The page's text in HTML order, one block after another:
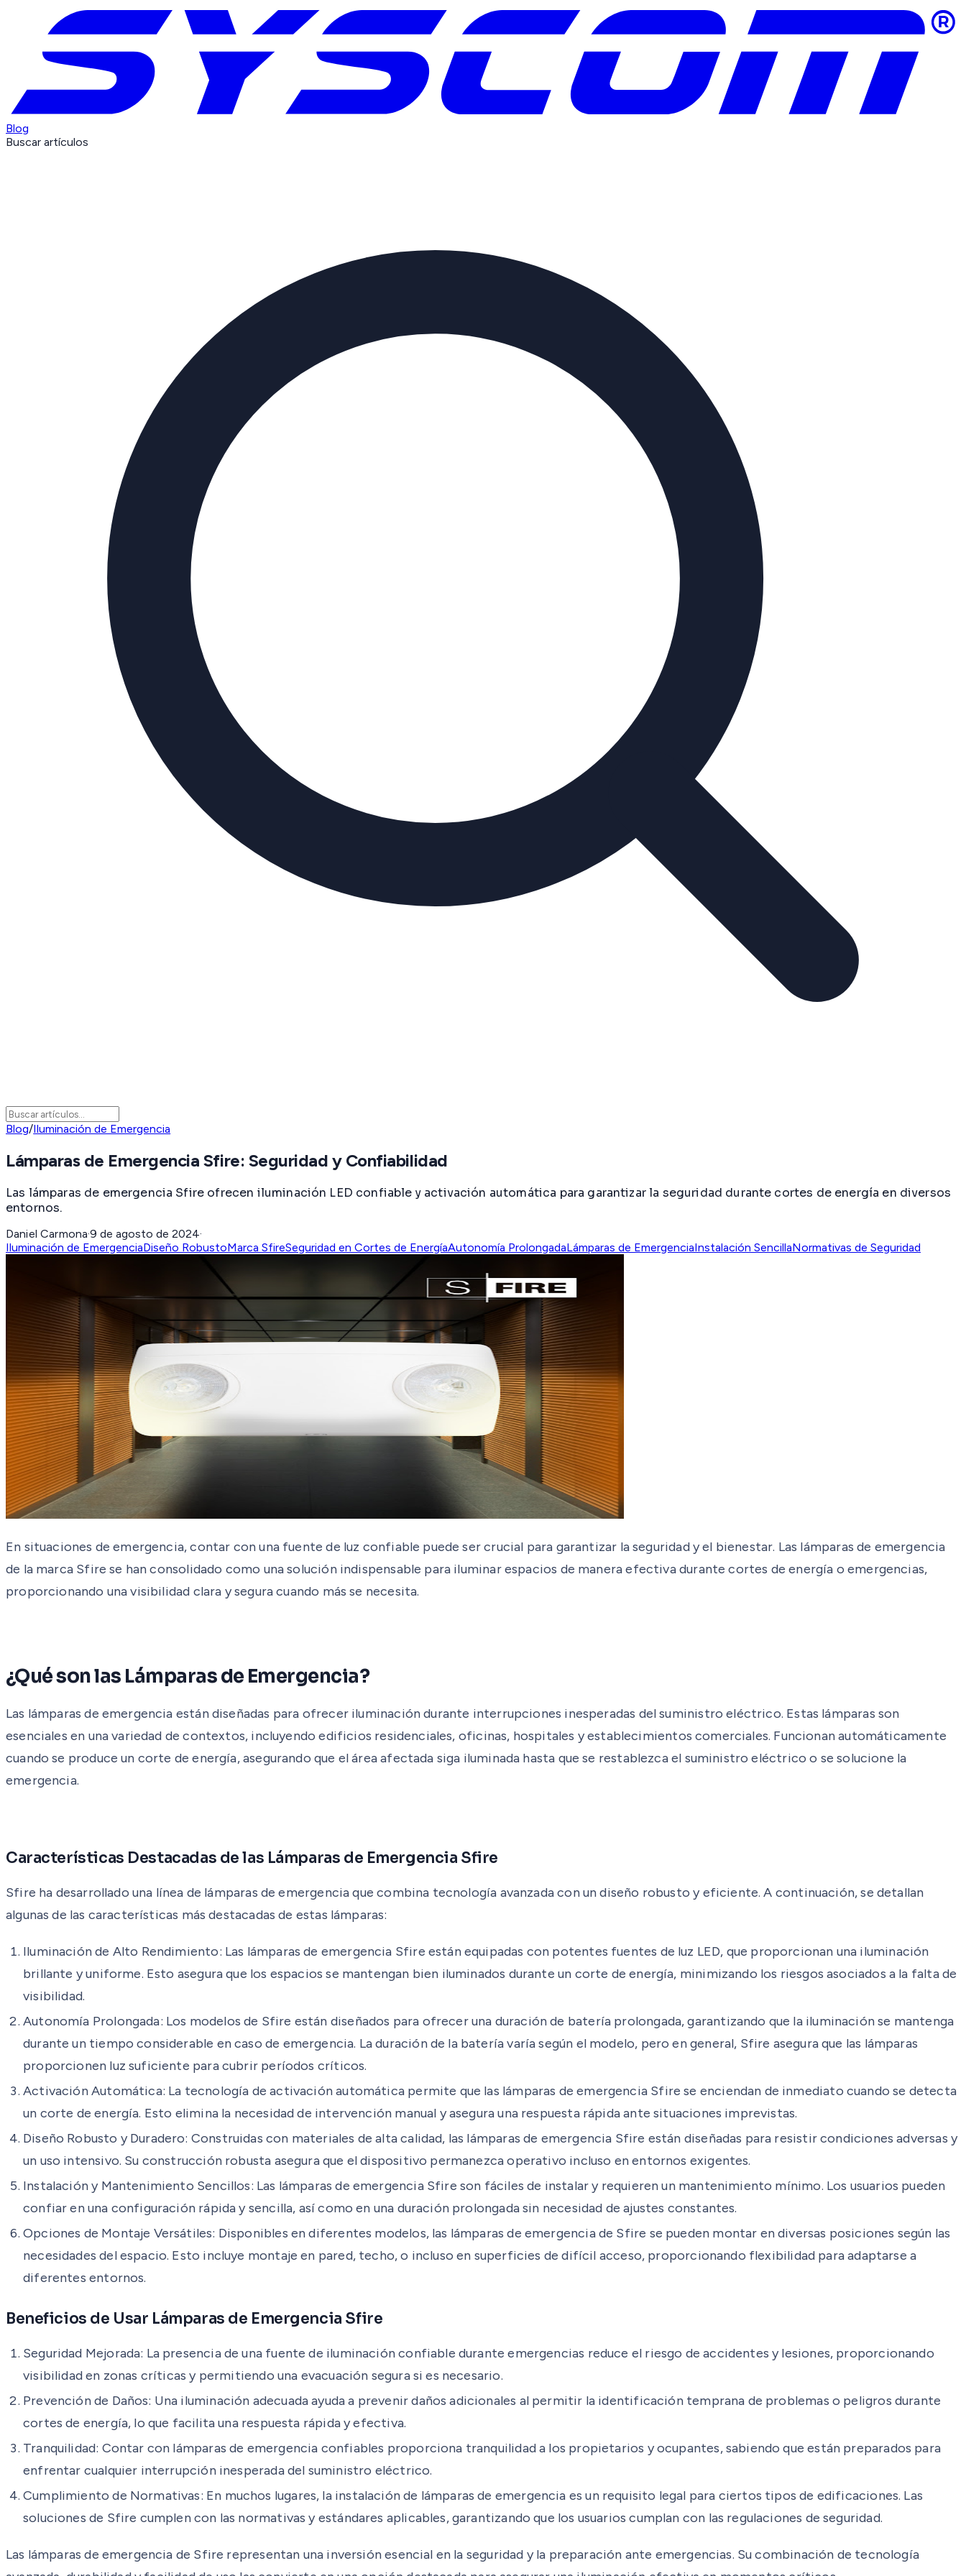
Blog
Buscar artículos
Blog/Iluminación de Emergencia
Lámparas de Emergencia Sfire: Seguridad y Confiabilidad
Las lámparas de emergencia Sfire ofrecen iluminación LED confiable y activación automática para garantizar la seguridad durante cortes de energía en diversos
entornos.
Daniel Carmona·9 de agosto de 2024·
Iluminación de EmergenciaDiseño RobustoMarca SfireSeguridad en Cortes de EnergíaAutonomía ProlongadaLámparas de EmergenciaInstalación SencillaNormativas de Seguridad
En situaciones de emergencia, contar con una fuente de luz confiable puede ser crucial para garantizar la seguridad y el bienestar. Las lámparas de emergencia
de la marca Sfire se han consolidado como una solución indispensable para iluminar espacios de manera efectiva durante cortes de energía o emergencias,
proporcionando una visibilidad clara y segura cuando más se necesita.
¿Qué son las Lámparas de Emergencia?
Las lámparas de emergencia están diseñadas para ofrecer iluminación durante interrupciones inesperadas del suministro eléctrico. Estas lámparas son
esenciales en una variedad de contextos, incluyendo edificios residenciales, oficinas, hospitales y establecimientos comerciales. Funcionan automáticamente
cuando se produce un corte de energía, asegurando que el área afectada siga iluminada hasta que se restablezca el suministro eléctrico o se solucione la
emergencia.
Características Destacadas de las Lámparas de Emergencia Sfire
Sfire ha desarrollado una línea de lámparas de emergencia que combina tecnología avanzada con un diseño robusto y eficiente. A continuación, se detallan
algunas de las características más destacadas de estas lámparas:
Iluminación de Alto Rendimiento: Las lámparas de emergencia Sfire están equipadas con potentes fuentes de luz LED, que proporcionan una iluminación
brillante y uniforme. Esto asegura que los espacios se mantengan bien iluminados durante un corte de energía, minimizando los riesgos asociados a la falta de
visibilidad.
Autonomía Prolongada: Los modelos de Sfire están diseñados para ofrecer una duración de batería prolongada, garantizando que la iluminación se mantenga
durante un tiempo considerable en caso de emergencia. La duración de la batería varía según el modelo, pero en general, Sfire asegura que las lámparas
proporcionen luz suficiente para cubrir períodos críticos.
Activación Automática: La tecnología de activación automática permite que las lámparas de emergencia Sfire se enciendan de inmediato cuando se detecta
un corte de energía. Esto elimina la necesidad de intervención manual y asegura una respuesta rápida ante situaciones imprevistas.
Diseño Robusto y Duradero: Construidas con materiales de alta calidad, las lámparas de emergencia Sfire están diseñadas para resistir condiciones adversas y
un uso intensivo. Su construcción robusta asegura que el dispositivo permanezca operativo incluso en entornos exigentes.
Instalación y Mantenimiento Sencillos: Las lámparas de emergencia Sfire son fáciles de instalar y requieren un mantenimiento mínimo. Los usuarios pueden
confiar en una configuración rápida y sencilla, así como en una duración prolongada sin necesidad de ajustes constantes.
Opciones de Montaje Versátiles: Disponibles en diferentes modelos, las lámparas de emergencia de Sfire se pueden montar en diversas posiciones según las
necesidades del espacio. Esto incluye montaje en pared, techo, o incluso en superficies de difícil acceso, proporcionando flexibilidad para adaptarse a
diferentes entornos.
Beneficios de Usar Lámparas de Emergencia Sfire
Seguridad Mejorada: La presencia de una fuente de iluminación confiable durante emergencias reduce el riesgo de accidentes y lesiones, proporcionando
visibilidad en zonas críticas y permitiendo una evacuación segura si es necesario.
Prevención de Daños: Una iluminación adecuada ayuda a prevenir daños adicionales al permitir la identificación temprana de problemas o peligros durante
cortes de energía, lo que facilita una respuesta rápida y efectiva.
Tranquilidad: Contar con lámparas de emergencia confiables proporciona tranquilidad a los propietarios y ocupantes, sabiendo que están preparados para
enfrentar cualquier interrupción inesperada del suministro eléctrico.
Cumplimiento de Normativas: En muchos lugares, la instalación de lámparas de emergencia es un requisito legal para ciertos tipos de edificaciones. Las
soluciones de Sfire cumplen con las normativas y estándares aplicables, garantizando que los usuarios cumplan con las regulaciones de seguridad.
Las lámparas de emergencia de Sfire representan una inversión esencial en la seguridad y la preparación ante emergencias. Su combinación de tecnología